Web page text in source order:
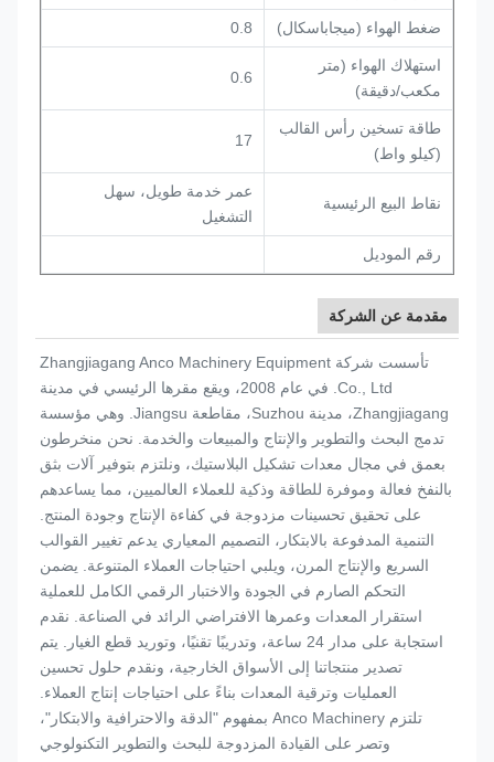
ضغط الهواء (ميجاباسكال) 0.8
استهلاك الهواء (متر
مكعب/دقيقة)
طاقة تسخين رأس القالب
(كيلو واط)
17
نقاط البيع الرئيسية
عمر خدمة طويل، سهل
التشغيل
رقم الموديل
مقدمة عن الشركة
تأسست شركة Zhangjiagang Anco Machinery Equipment
Co., Ltd. في عام 2008، ويقع مقرها الرئيسي في مدينة
Zhangjiagang، مدينة Suzhou، مقاطعة Jiangsu. وهي مؤسسة
تدمج البحث والتطوير والإنتاج والمبيعات والخدمة. نحن منخرطون
بعمق في مجال معدات تشكيل البلاستيك، ونلتزم بتوفير آلات بثق
بالنفخ فعالة وموفرة للطاقة وذكية للعملاء العالميين، مما يساعدهم
على تحقيق تحسينات مزدوجة في كفاءة الإنتاج وجودة المنتج.
التنمية المدفوعة بالابتكار، التصميم المعياري يدعم تغيير القوالب
السريع والإنتاج المرن، ويلبي احتياجات العملاء المتنوعة. يضمن
التحكم الصارم في الجودة والاختبار الرقمي الكامل للعملية
استقرار المعدات وعمرها الافتراضي الرائد في الصناعة. نقدم
استجابة على مدار 24 ساعة، وتدريبًا تقنيًا، وتوريد قطع الغيار. يتم
تصدير منتجاتنا إلى الأسواق الخارجية، ونقدم حلول تحسين
العمليات وترقية المعدات بناءً على احتياجات إنتاج العملاء.
تلتزم Anco Machinery بمفهوم "الدقة والاحترافية والابتكار"،
وتصر على القيادة المزدوجة للبحث والتطوير التكنولوجي